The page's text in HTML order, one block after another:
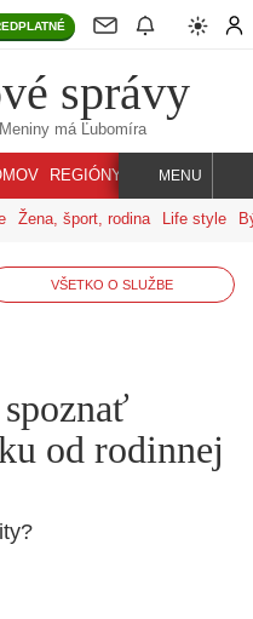
správy
má Ľubomíra
REGIÓNY INDEX SVET
MENU
Žena, šport, rodina Life style
VŠETKO O SLUŽBE
od rodinnej